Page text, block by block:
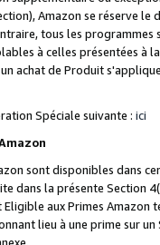
Amazon se réserve
tous les
à celles présentées à
achat de Produit
Spéciale suivante : ici
sont disponibles dans
dans la présente Section
aux Primes Amazon
lieu à une prime sur